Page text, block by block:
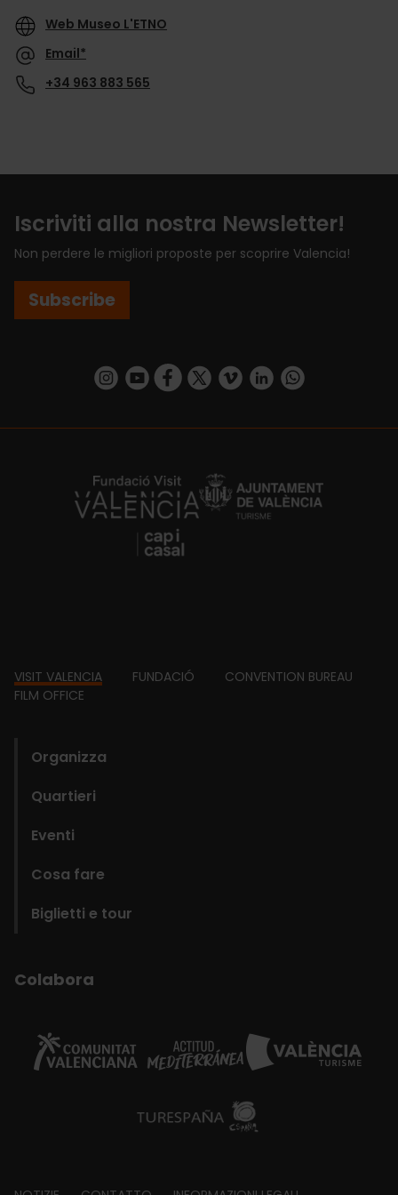
Web Museo L'ETNO
Email*
+34 963 883 565
Iscriviti alla nostra Newsletter!
Non perdere le migliori proposte per scoprire Valencia!
Subscribe
https://www.instagram.com/visit_valencia/
https://www.youtube.com/user/
https://www.facebook.com/
https://twitter.com/VisitaValencia
https://vimeo.com/
https://www.linkedin.com/company/turismo-valencia/https://api.whatsapp.com/send/
https://fundacion.visitvalencia.com/
Footer
VISIT VALENCIA FUNDACIÓ
CONVENTION BUREAU
FILM OFFICE
Organizza
Quartieri
Eventi
Cosa fare
Biglietti e tour
Colabora